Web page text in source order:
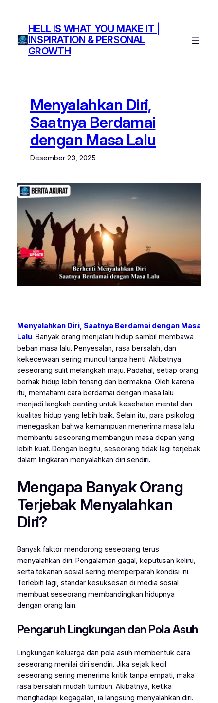
HELL IS WHAT YOU MAKE IT |
INSPIRATION & PERSONAL
GROWTH
Menyalahkan Diri,
Saatnya Berdamai
dengan Masa Lalu
Desember 23, 2025
Menyalahkan Diri, Saatnya Berdamai dengan Masa
Lalu. Banyak orang menjalani hidup sambil membawa
beban masa lalu. Penyesalan, rasa bersalah, dan
kekecewaan sering muncul tanpa henti. Akibatnya,
seseorang sulit melangkah maju. Padahal, setiap orang
berhak hidup lebih tenang dan bermakna. Oleh karena
itu, memahami cara berdamai dengan masa lalu
menjadi langkah penting untuk kesehatan mental dan
kualitas hidup yang lebih baik. Selain itu, para psikolog
menegaskan bahwa kemampuan menerima masa lalu
membantu seseorang membangun masa depan yang
lebih kuat. Dengan begitu, seseorang tidak lagi terjebak
dalam lingkaran menyalahkan diri sendiri.
Mengapa Banyak Orang
Terjebak Menyalahkan
Diri?
Banyak faktor mendorong seseorang terus
menyalahkan diri. Pengalaman gagal, keputusan keliru,
serta tekanan sosial sering memperparah kondisi ini.
Terlebih lagi, standar kesuksesan di media sosial
membuat seseorang membandingkan hidupnya
dengan orang lain.
Pengaruh Lingkungan dan Pola Asuh
Lingkungan keluarga dan pola asuh membentuk cara
seseorang menilai diri sendiri. Jika sejak kecil
seseorang sering menerima kritik tanpa empati, maka
rasa bersalah mudah tumbuh. Akibatnya, ketika
menghadapi kegagalan, ia langsung menyalahkan diri.